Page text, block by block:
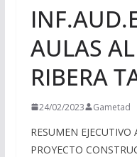
AULAS
RIBERA
24/02/2023 Gametad
RESUMEN EJECUTIVO
PROYECTO